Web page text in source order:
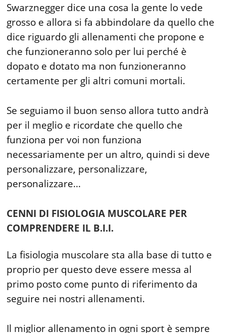
Swarznegger dice una cosa la gente lo vede
grosso e allora si fa abbindolare da quello che
dice riguardo gli allenamenti che propone e
che funzioneranno solo per lui perché è
dopato e dotato ma non funzioneranno
certamente per gli altri comuni mortali.
Se seguiamo il buon senso allora tutto andrà
per il meglio e ricordate che quello che
funziona per voi non funziona
necessariamente per un altro, quindi si deve
personalizzare, personalizzare,
personalizzare...
CENNI DI FISIOLOGIA MUSCOLARE PER
COMPRENDERE IL B.I.I.
La fisiologia muscolare sta alla base di tutto e
proprio per questo deve essere messa al
primo posto come punto di riferimento da
seguire nei nostri allenamenti.
Il miglior allenamento in ogni sport è sempre